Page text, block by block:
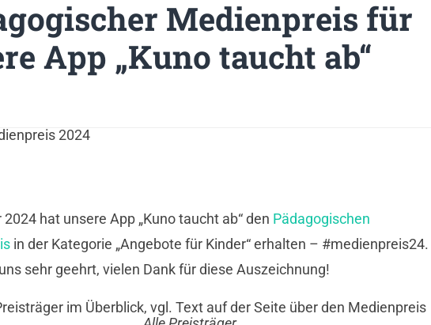
Medienpreis für
App „Kuno taucht ab“
hat unsere App „Kuno taucht ab“ den Pädagogischen
in der Kategorie „Angebote für Kinder“ erhalten – #medienpreis24.
sehr geehrt, vielen Dank für diese Auszeichnung!